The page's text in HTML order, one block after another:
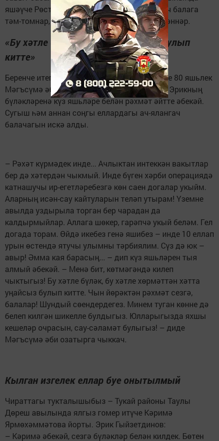
яшәүче Рөстәм Байгильдин гаиләсендәге өч балага
тәм-томнар, Яңа ел уенчыклары да әзерләгәннәр.
«Бу хәтле бүләктән хәтта уңайсыз булып
китте»
Беренче итеп, Иске Дөреш авылында яшәүче 80 яшьлек
Мәгъсүмә әби Мөбарәкшина янына кердек. Эрикның
бүләкләренә күз яшьләре белән рәхмәт әйтте әбекәй.
Сугыш һәм аннан соңгы еллардагы ач-ялангач
балачагын искә алды.
– Рәхәт күрмәдек инде... Ачлыктан интеккән вакытлар
бер дә хәтердән чыкмый. Инде бүген хәрби операциядә
катнашучы ир-егетләребезгә көн саен догалар укыйм.
Аларның исән-сау кайтуларын теләп утырам! Үземне
авылда уздырыла торган бер чарадан да
калдырмыйлар. Аллага шөкер, гарәпчә укый беләм. Гел
догада торам. Өйдә икебез генә яшибез – инде 10 еллап
урын өстендә ятучы улымны тәрбиялим. Сүз дә юк –
авыр! Әмма кая барасың... – дип күз яшьләрен тыя
алмый әбекәй. – Менә бит, көтмәгәндә килеп
чыктыгыз! Бу хәтле бүләк, бу хәтле хөрмәттән хәтта
уңайсыз булып китте. Чын йөрәктән рәхмәт сезгә,
балалар! Шундый сөендердегез. Минем туган көнне дә
белеп килгән шикелле булдыгыз. Юлларыгызда яхшы
кешеләр очрасын, сау-сәламәт булыгыз! – диде
Мәгъсүмә әби озатырга чыккач.
Кылган изгелек еллар буе онытылмый
Чираттагы тукталышыбыз – Тукай районы Таулы
Дөреш авылында ялгыз гомер итүче Кәримә
Ярмөхәммәтова йорты. Эрик Гыйзетдинов:
– Кәримә әбекәй, сезгә бүләкләр белән килдек. Бөтен